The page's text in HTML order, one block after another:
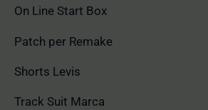
On Line Start Box
Patch per Remake
Shorts Levis
Track Suit Marca